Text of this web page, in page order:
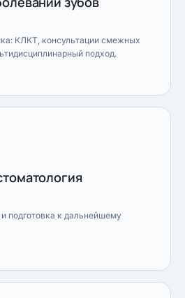
КЛКТ, консультации смежных
подход.
подготовка к дальнейшему